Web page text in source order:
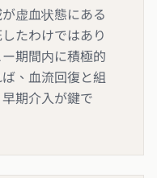
虚血状態にある
たわけではあり
期間内に積極的
、血流回復と組
期介入が鍵で